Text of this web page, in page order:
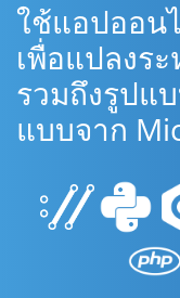
ใช้แอปออน
เพื่อแปลงระ
รวมถึงรูปแ
แบบจาก